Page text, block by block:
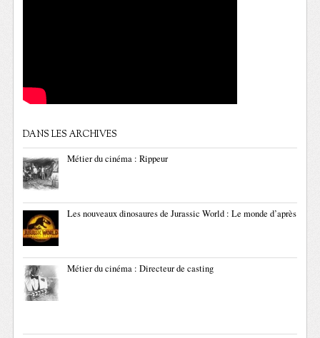
DANS LES ARCHIVES
Métier du cinéma : Rippeur
Les nouveaux dinosaures de Jurassic World : Le monde d’après
Métier du cinéma : Directeur de casting